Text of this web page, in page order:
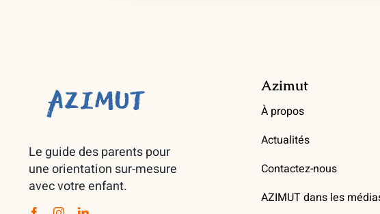
Le guide des parents pour
une orientation sur-mesure
avec votre enfant.
Azimut
À propos
Actualités
Contactez-nous
AZIMUT dans les